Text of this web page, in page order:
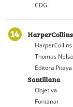
CDG
14
HarperCollins
Thomas
Editora Pitaya
Santillana
Objetiva
Fontanar